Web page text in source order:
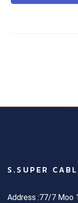
S.SUPER
Address :77/7 Moo